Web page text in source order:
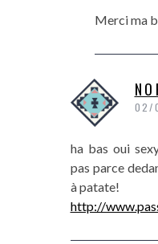
Merci ma
02/
ha bas oui
pas parce
à patate!
http://